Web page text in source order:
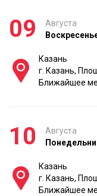
09
Августа
Казань
г. Казань,
Ближайшее
10
Августа
Казань
г. Казань,
Ближайшее